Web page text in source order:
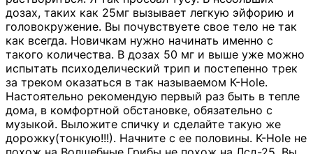
дозах, таких как 25мг вызывает легкую эйфорию и
головокружение. Вы почувствуете свое тело не так
как всегда. Новичкам нужно начинать именно с
такого количества. В дозах 50 мг и выше уже можно
испытать психоделический трип и постепенно трек
за треком оказаться в так называемом К-Hole.
Настоятельно рекомендую первый раз быть в тепле
дома, в комфортной обстановке, обязательно с
музыкой. Выложите спичку и сделайте такую же
дорожку(тонкую!!!). Начните с ее половины. K-Hole не